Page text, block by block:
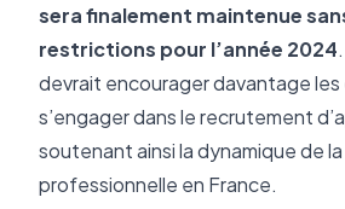
sera finalement maintenue
restrictions pour l’année 2024
devrait encourager davantage les
s’engager dans le recrutement
soutenant ainsi la dynamique de
professionnelle en France.